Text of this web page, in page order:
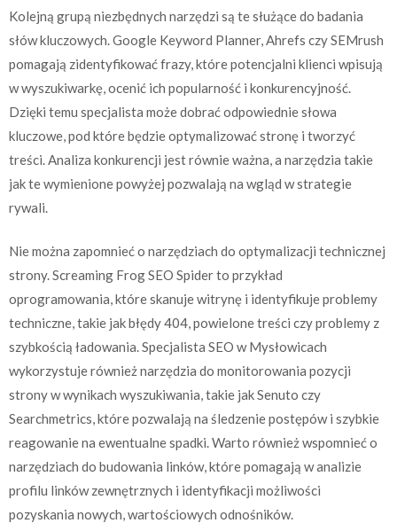
Kolejną grupą niezbędnych narzędzi są te służące do badania
słów kluczowych. Google Keyword Planner, Ahrefs czy SEMrush
pomagają zidentyfikować frazy, które potencjalni klienci wpisują
w wyszukiwarkę, ocenić ich popularność i konkurencyjność.
Dzięki temu specjalista może dobrać odpowiednie słowa
kluczowe, pod które będzie optymalizować stronę i tworzyć
treści. Analiza konkurencji jest równie ważna, a narzędzia takie
jak te wymienione powyżej pozwalają na wgląd w strategie
rywali.
Nie można zapomnieć o narzędziach do optymalizacji technicznej
strony. Screaming Frog SEO Spider to przykład
oprogramowania, które skanuje witrynę i identyfikuje problemy
techniczne, takie jak błędy 404, powielone treści czy problemy z
szybkością ładowania. Specjalista SEO w Mysłowicach
wykorzystuje również narzędzia do monitorowania pozycji
strony w wynikach wyszukiwania, takie jak Senuto czy
Searchmetrics, które pozwalają na śledzenie postępów i szybkie
reagowanie na ewentualne spadki. Warto również wspomnieć o
narzędziach do budowania linków, które pomagają w analizie
profilu linków zewnętrznych i identyfikacji możliwości
pozyskania nowych, wartościowych odnośników.